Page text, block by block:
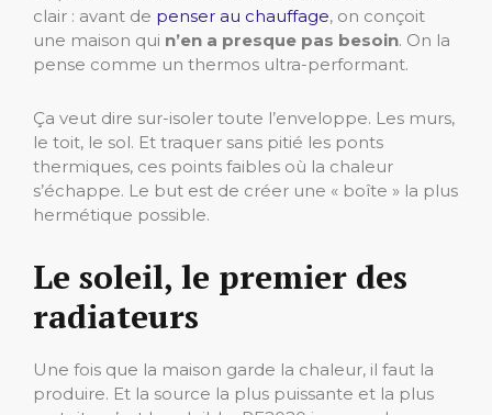
clair : avant de penser au chauffage, on conçoit
une maison qui n’en a presque pas besoin. On la
pense comme un thermos ultra-performant.
Ça veut dire sur-isoler toute l’enveloppe. Les murs,
le toit, le sol. Et traquer sans pitié les ponts
thermiques, ces points faibles où la chaleur
s’échappe. Le but est de créer une « boîte » la plus
hermétique possible.
Le soleil, le premier des
radiateurs
Une fois que la maison garde la chaleur, il faut la
produire. Et la source la plus puissante et la plus